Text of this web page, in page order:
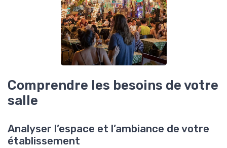
Comprendre les besoins de votre
salle
Analyser l’espace et l’ambiance de votre
établissement